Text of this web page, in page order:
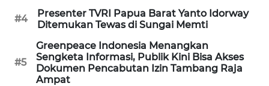
#4
Presenter TVRI Papua Barat Yanto Idorway
Ditemukan Tewas di Sungai Memti
#5
Greenpeace Indonesia Menangkan
Sengketa Informasi, Publik Kini Bisa Akses
Dokumen Pencabutan Izin Tambang Raja
Ampat
KONSUMEN
ALPERKLINAS